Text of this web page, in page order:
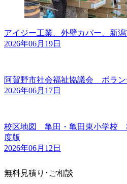
アイジー工業、外壁カバー、新
2026年06月19日
阿賀野市社会福祉協議会 ボラ
2026年06月17日
校区地図 亀田・亀田東小学校
度版
2026年06月12日
無料見積り･ご相談